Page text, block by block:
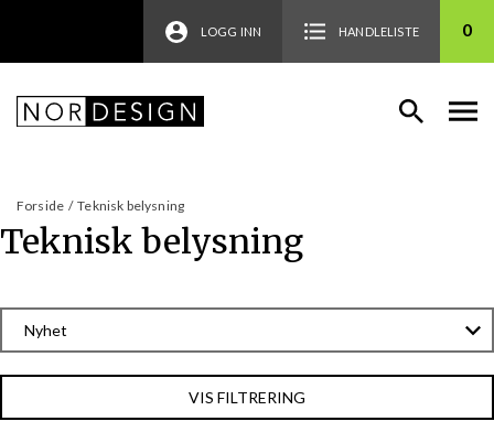
LOGG INN HANDLELISTE 0
Forside / Teknisk belysning
Teknisk belysning
VIS FILTRERING